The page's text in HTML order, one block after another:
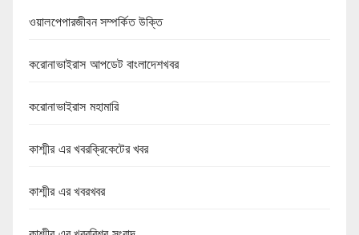
ওয়ালপেপারজীবন সম্পর্কিত উক্তি
করোনাভাইরাস আপডেট বাংলাদেশখবর
করোনাভাইরাস মহামারি
কাশ্মীর এর খবরক্রিকেটের খবর
কাশ্মীর এর খবরখবর